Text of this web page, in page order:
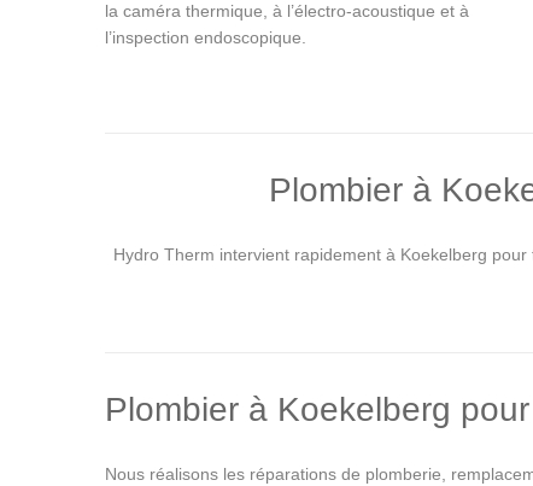
la caméra thermique, à l’électro-acoustique et à
l’inspection endoscopique.
Plombier à
Hydro Therm intervient rapidement à Koekelberg
Plombier à Koekelberg
Nous réalisons les réparations de plomberie,